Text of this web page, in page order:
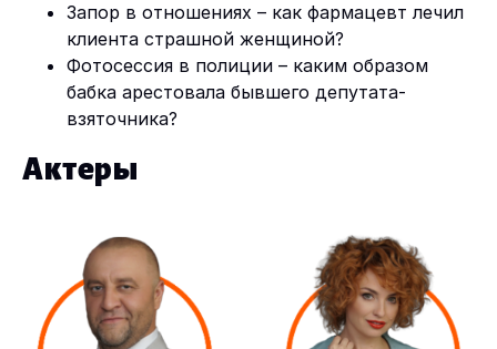
Запор в отношениях – как фармацевт лечил
клиента страшной женщиной?
Фотосессия в полиции – каким образом
бабка арестовала бывшего депутата-
взяточника?
Актеры